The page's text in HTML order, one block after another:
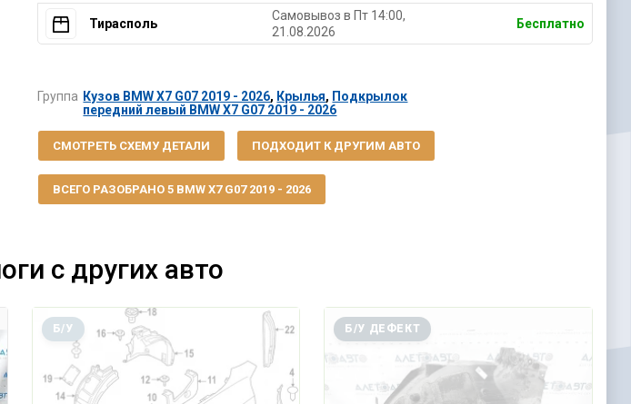
Тирасполь
Самовывоз в Пт 14:00,
21.08.2026
Бесплатно
Группа Кузов BMW X7 G07 2019 - 2026, Крылья, Подкрылок
передний левый BMW X7 G07 2019 - 2026
СМОТРЕТЬ СХЕМУ ДЕТАЛИ ПОДХОДИТ К ДРУГИМ АВТО
ВСЕГО РАЗОБРАНО 5 BMW X7 G07 2019 - 2026
с других авто
Б/У Б/У ДЕФЕКТ